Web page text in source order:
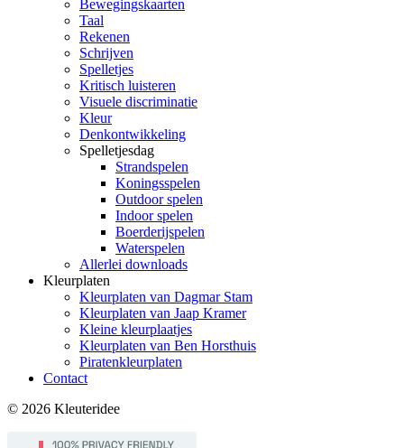
Bewegingskaarten
Taal
Rekenen
Schrijven
Spelletjes
Kritisch luisteren
Visuele discriminatie
Kleur
Denkontwikkeling
Spelletjesdag
Strandspelen
Koningsspelen
Outdoor spelen
Indoor spelen
Boerderijspelen
Waterspelen
Allerlei downloads
Kleurplaten
Kleurplaten van Dagmar Stam
Kleurplaten van Jaap Kramer
Kleine kleurplaatjes
Kleurplaten van Ben Horsthuis
Piratenkleurplaten
Contact
© 2026 Kleuteridee